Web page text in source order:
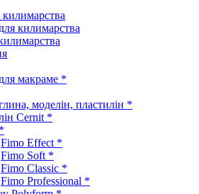
килимарства
макраме *
моделін, пластилін *
Cernit *
Fimo Effect *
Fimo Soft *
Fimo Classic *
Fimo Professional *